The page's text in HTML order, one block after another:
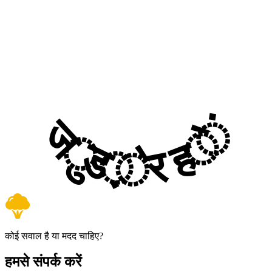
जुड़े रहें
कोई सवाल है या मदद चाहिए?
हमसे संपर्क करें